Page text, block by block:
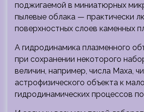
поджигаемой в миниатюрных
пылевые облака — практически
поверхностных слоев каменных
А гидродинамика плазменного
при сохранении некоторого
величин, например, числа Маха,
астрофизического объекта к
гидродинамических процессов